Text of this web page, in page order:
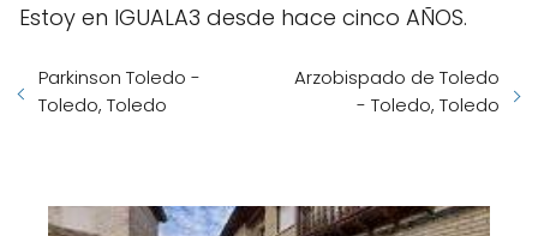
Estoy en IGUALA3 desde hace cinco AÑOS.
Parkinson Toledo -
Toledo, Toledo
Arzobispado de Toledo
- Toledo, Toledo